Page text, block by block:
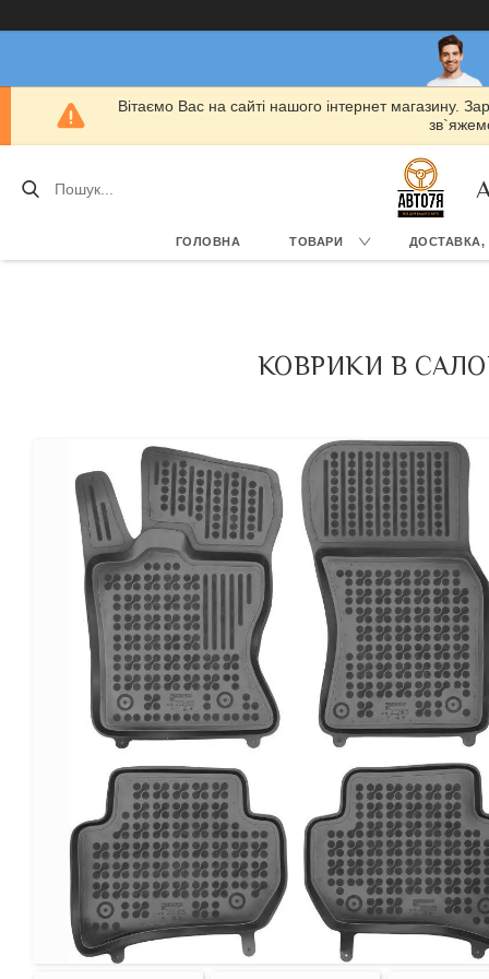
Вітаємо Вас на сайті нашого інтернет магазину.
ГОЛОВНА ТОВАРИ ДОСТАВКА,
КОВРИКИ В САЛОН